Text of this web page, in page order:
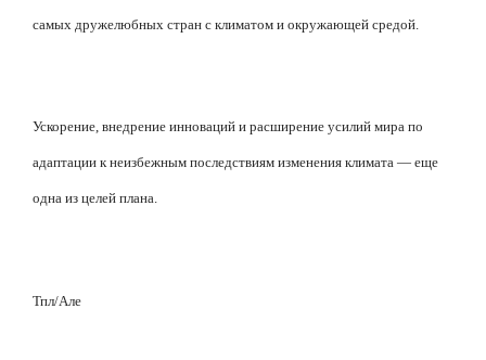
самых дружелюбных стран с климатом и окружающей средой.
Ускорение, внедрение инноваций и расширение усилий мира по
адаптации к неизбежным последствиям изменения климата — еще
одна из целей плана.
Тпл/Але